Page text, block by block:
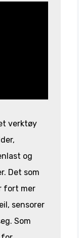
verktøy
og
Det som
fort mer
sensorer
Som